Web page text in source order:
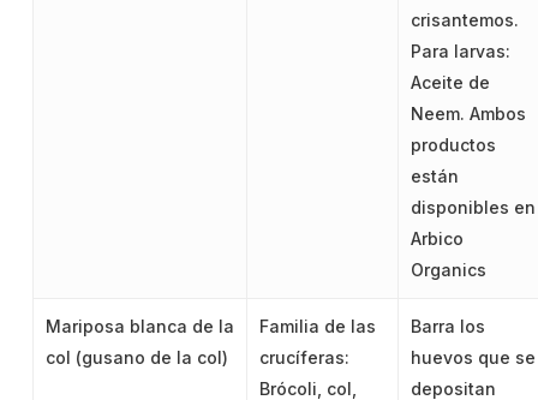
crisantemos.
Para larvas:
Aceite de
Neem. Ambos
productos
están
disponibles en
Arbico
Organics
Mariposa blanca de la
col (gusano de la col)
Familia de las
crucíferas:
Brócoli, col,
Barra los
huevos que se
depositan